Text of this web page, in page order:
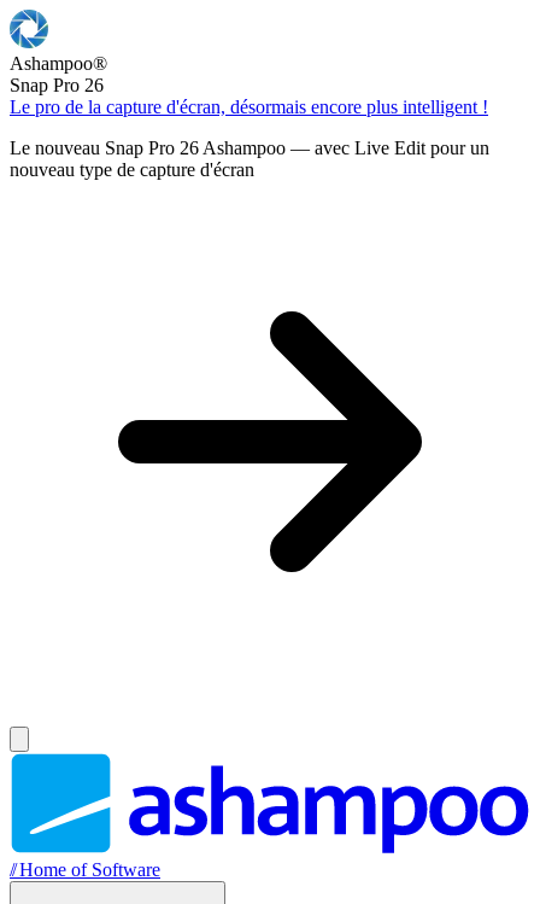
Ashampoo®
Snap Pro 26
Le pro de la capture d'écran, désormais encore plus intelligent !
Le nouveau Snap Pro 26 Ashampoo — avec Live Edit pour un
nouveau type de capture d'écran
//Home of Software